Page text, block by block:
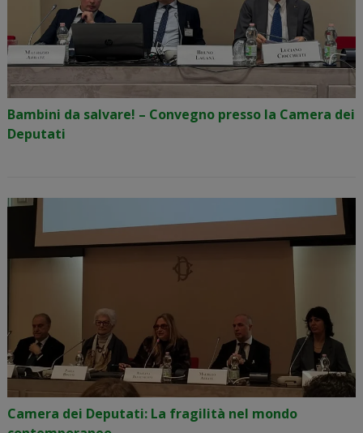
Bambini da salvare! – Convegno presso la Camera dei
Deputati
Camera dei Deputati: La fragilità nel mondo